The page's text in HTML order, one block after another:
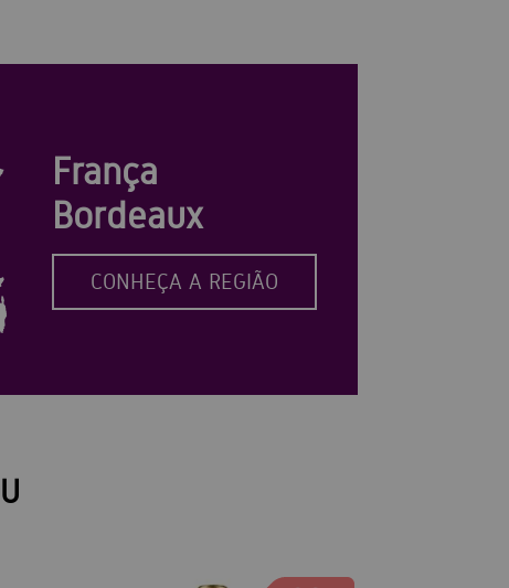
França
Bordeaux
CONHEÇA A REGIÃO